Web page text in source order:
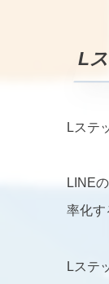
L
Lステ
LINE
率化す
Lステ